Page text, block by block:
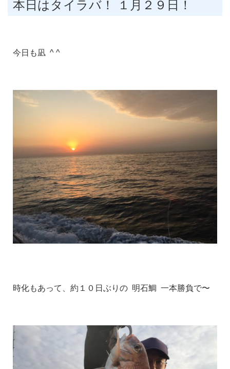
本日はタイラバ！ １月２９日！
今日も凪 ^ ^
時化もあって、約１０日ぶりの 明石鯛 一本勝負で〜